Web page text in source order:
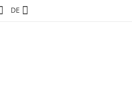
Sprache
DE